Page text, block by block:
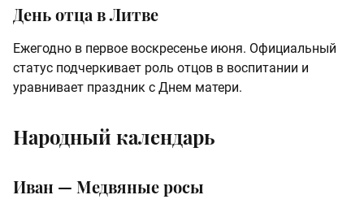
День отца в Литве
Ежегодно в первое воскресенье июня. Официальный
статус подчеркивает роль отцов в воспитании и
уравнивает праздник с Днем матери.
Народный календарь
Иван — Медвяные росы